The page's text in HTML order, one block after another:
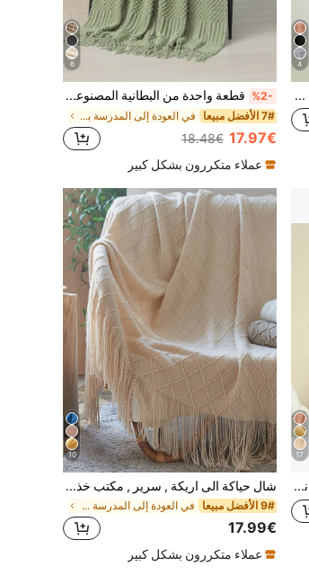
4
بطانية فرو أرنب مزدوجة الجانب ناعمة وفاخرة، لون رمادي، بطانية فاخرة طويلة ناعمة وممتعة للاستخدام في غرفة المعيشة والنوم والأريكة، مقاس كوين، توين، كينج، مناسبة للأرائك والمنزل
6
%2- قطعة واحدة من البطانية المصنوعة من خيوط ملونة بأسلوب لقطع الفقاعات، مناسبة للسرير والكنبة والمكتب والاسترخاء تحت مكيف الهواء
7# الأفضل مبيعا في العودة إلى المدرسة بطانيات السرير وبطانيات المن
17.97€
18.48€
عملاء متكررون بشكل كبير
17
هدية ديكور عيد الحب 1 قطعة بطانية مريحة بأسلوب عتيق - بطانية ناعمة ودافئة خيار مثالي للأريكة والكرسي، بنمط مخطط، قابلة للغسل في الغسالة، مزيج بوليستر، مريحة في جميع الفصول، بطانية سرير الكرسي | بطانية ناعمة | مزيج بوليستر، إكسسوار بطانية تكييف الهواء
10
شال حياكة الى اريكة , سرير , مكتب خذ قيلولة , الصيف , الشتاء دافئ قطعة واحدة
9# الأفضل مبيعا في العودة إلى المدرسة بطانيات السرير وبطانيات المن
17.99€
عملاء متكررون بشكل كبير